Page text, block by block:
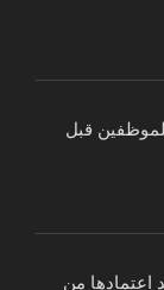
قبل
من